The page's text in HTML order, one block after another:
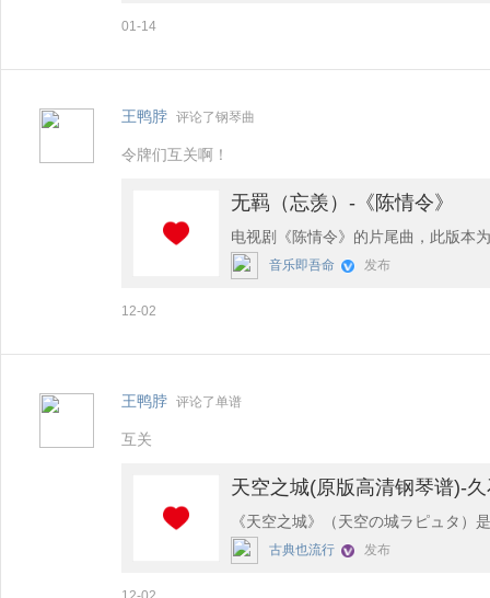
01-14
王鸭脖 评论了钢琴曲
令牌们互关啊！
无羁（忘羡）-《陈情令》
电视剧《陈情令》的片尾曲，此版本
音乐即吾命 发布
12-02
王鸭脖 评论了单谱
互关
天空之城(原版高清钢琴谱)-
《天空之城》（天空の城ラピュタ
映，宫崎骏担任原作、监督、脚本设
古典也流行 发布